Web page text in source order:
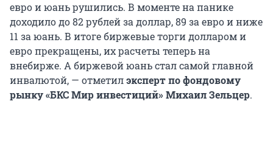
евро и юань рушились. В моменте на панике
доходило до 82 рублей за доллар, 89 за евро и ниже
11 за юань. В итоге биржевые торги долларом и
евро прекращены, их расчеты теперь на
внебирже. А биржевой юань стал самой главной
инвалютой, — отметилэксперт по фондовому
рынку «БКС Мир инвестиций» Михаил Зельцер.